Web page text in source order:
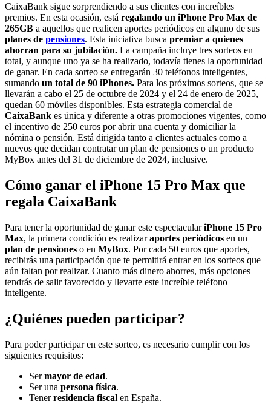
CaixaBank sigue sorprendiendo a sus clientes con increíbles
premios. En esta ocasión, está regalando un iPhone Pro Max de
265GB a aquellos que realicen aportes periódicos en alguno de sus
planes de pensiones. Esta iniciativa busca premiar a quienes
ahorran para su jubilación. La campaña incluye tres sorteos en
total, y aunque uno ya se ha realizado, todavía tienes la oportunidad
de ganar. En cada sorteo se entregarán 30 teléfonos inteligentes,
sumando un total de 90 iPhones. Para los próximos sorteos, que se
llevarán a cabo el 25 de octubre de 2024 y el 24 de enero de 2025,
quedan 60 móviles disponibles. Esta estrategia comercial de
CaixaBank es única y diferente a otras promociones vigentes, como
el incentivo de 250 euros por abrir una cuenta y domiciliar la
nómina o pensión. Está dirigida tanto a clientes actuales como a
nuevos que decidan contratar un plan de pensiones o un producto
MyBox antes del 31 de diciembre de 2024, inclusive.
Cómo ganar el iPhone 15 Pro Max que
regala CaixaBank
Para tener la oportunidad de ganar este espectaculariPhone 15 Pro
Max, la primera condición es realizaraportes periódicos en un
plan de pensiones o en MyBox. Por cada 50 euros que aportes,
recibirás una participación que te permitirá entrar en los sorteos que
aún faltan por realizar. Cuanto más dinero ahorres, más opciones
tendrás de salir favorecido y llevarte este increíble teléfono
inteligente.
¿Quiénes pueden participar?
Para poder participar en este sorteo, es necesario cumplir con los
siguientes requisitos:
Sermayor de edad.
Ser una persona física.
Tenerresidencia fiscal en España.